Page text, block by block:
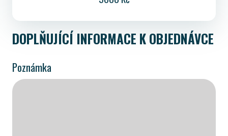
DOPLŇUJÍCÍ INFORMACE K OBJEDNÁVCE
Poznámka